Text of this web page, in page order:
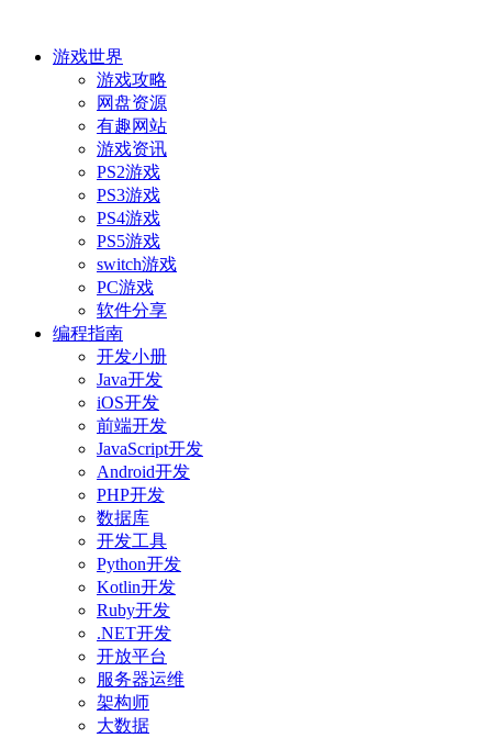
游戏世界
游戏攻略
网盘资源
有趣网站
游戏资讯
PS2游戏
PS3游戏
PS4游戏
PS5游戏
switch游戏
PC游戏
软件分享
编程指南
开发小册
Java开发
iOS开发
前端开发
JavaScript开发
Android开发
PHP开发
数据库
开发工具
Python开发
Kotlin开发
Ruby开发
.NET开发
开放平台
服务器运维
架构师
大数据